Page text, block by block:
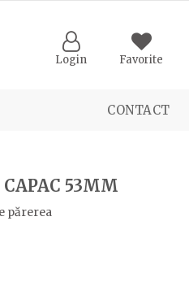
Login Favorite
CONTACT
53MM
părerea